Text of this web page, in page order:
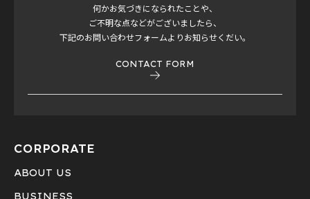
何かお気づきになられたことや、
ご不明な点などがございましたら、
下記のお問い合わせフォームよりお知らせくだい。
CONTACT FORM
CORPORATE
ABOUT US
BUSINESS